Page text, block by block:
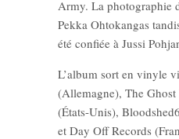
Army. La photographie
Pekka Ohtokangas
été confiée à Jussi
L’album sort en vinyle
(Allemagne), The Ghost
(États-Unis),
et Day Off Records